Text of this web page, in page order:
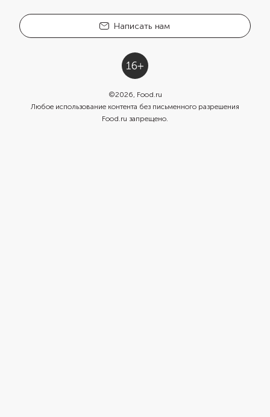
Написать нам
©2026, Food.ru
Любое использование контента без письменного разрешения
Food.ru запрещено.